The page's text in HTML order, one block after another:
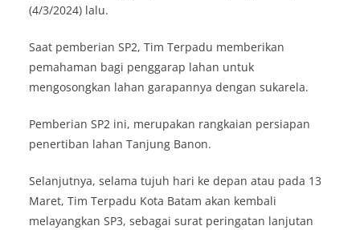
(4/3/2024) lalu.
Saat pemberian SP2, Tim Terpadu memberikan
pemahaman bagi penggarap lahan untuk
mengosongkan lahan garapannya dengan sukarela.
Pemberian SP2 ini, merupakan rangkaian persiapan
penertiban lahan Tanjung Banon.
Selanjutnya, selama tujuh hari ke depan atau pada 13
Maret, Tim Terpadu Kota Batam akan kembali
melayangkan SP3, sebagai surat peringatan lanjutan